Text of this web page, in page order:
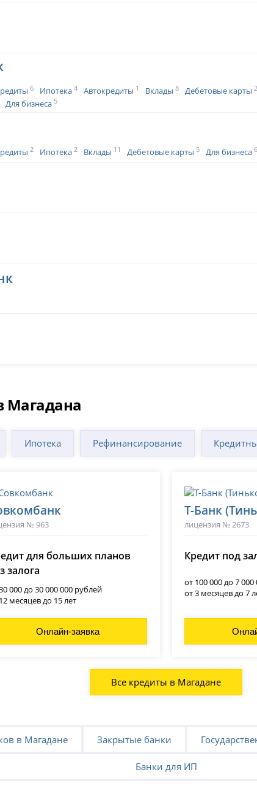
6 Ипотека 4 Автокредиты 1 Вклады 8 Дебетовые карты
Для бизнеса 5
2 Ипотека 2 Вклады 11 Дебетовые карты 5 Для бизнеса 6
Магадана
Ипотека Рефинансирование
№ 963
для больших планов
залога
000 до 30 000 000 рублей
месяцев до 15 лет
Онлайн-заявка
Т-Банк
лицензия № 2673
Кредит под
от 100 000 до 7
от 3 месяцев до 7
Все кредиты в Магадане
в Магадане Закрытые банки
Банки для ИП